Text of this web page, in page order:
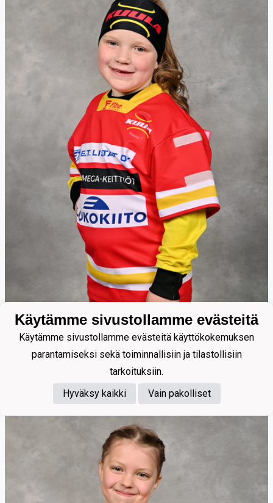
Nahkala Enni
Käytämme sivustollamme evästeitä
Käytämme sivustollamme evästeitä käyttökokemuksen
parantamiseksi sekä toiminnallisiin ja tilastollisiin
tarkoituksiin.
Hyväksy kaikki
Vain pakolliset